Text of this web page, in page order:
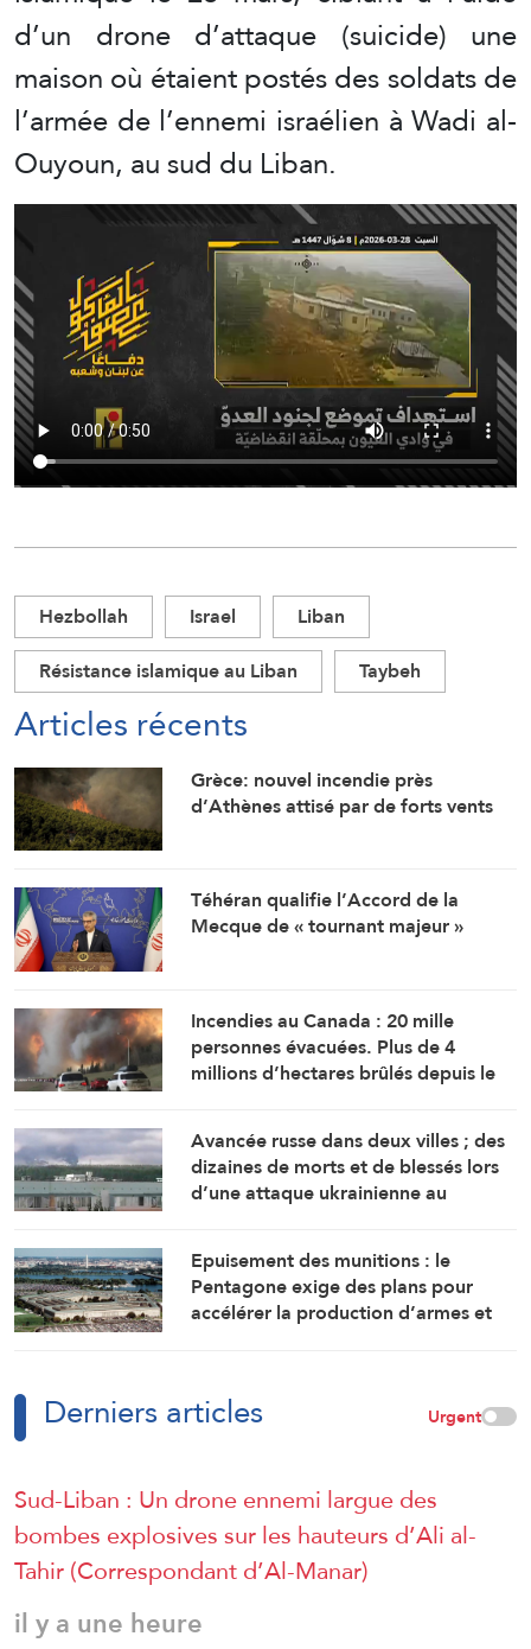
d’un drone d’attaque (suicide) une
maison où étaient postés des soldats de
l’armée de l’ennemi israélien à Wadi al-
Ouyoun, au sud du Liban.
Hezbollah Israel
Liban
Résistance islamique au Liban
Taybeh
Articles récents
Grèce: nouvel incendie près
d’Athènes attisé par de forts vents
Téhéran qualifie l’Accord de la
Mecque de « tournant majeur »
Incendies au Canada : 20 mille
personnes évacuées. Plus de 4
millions d’hectares brûlés depuis le
Avancée russe dans deux villes ; des
dizaines de morts et de blessés lors
d’une attaque ukrainienne au
Epuisement des munitions : le
Pentagone exige des plans pour
accélérer la production d’armes et
Derniers articles Urgent
Sud-Liban : Un drone ennemi largue des
bombes explosives sur les hauteurs d’Ali al-
Tahir (Correspondant d’Al-Manar)
il y a une heure